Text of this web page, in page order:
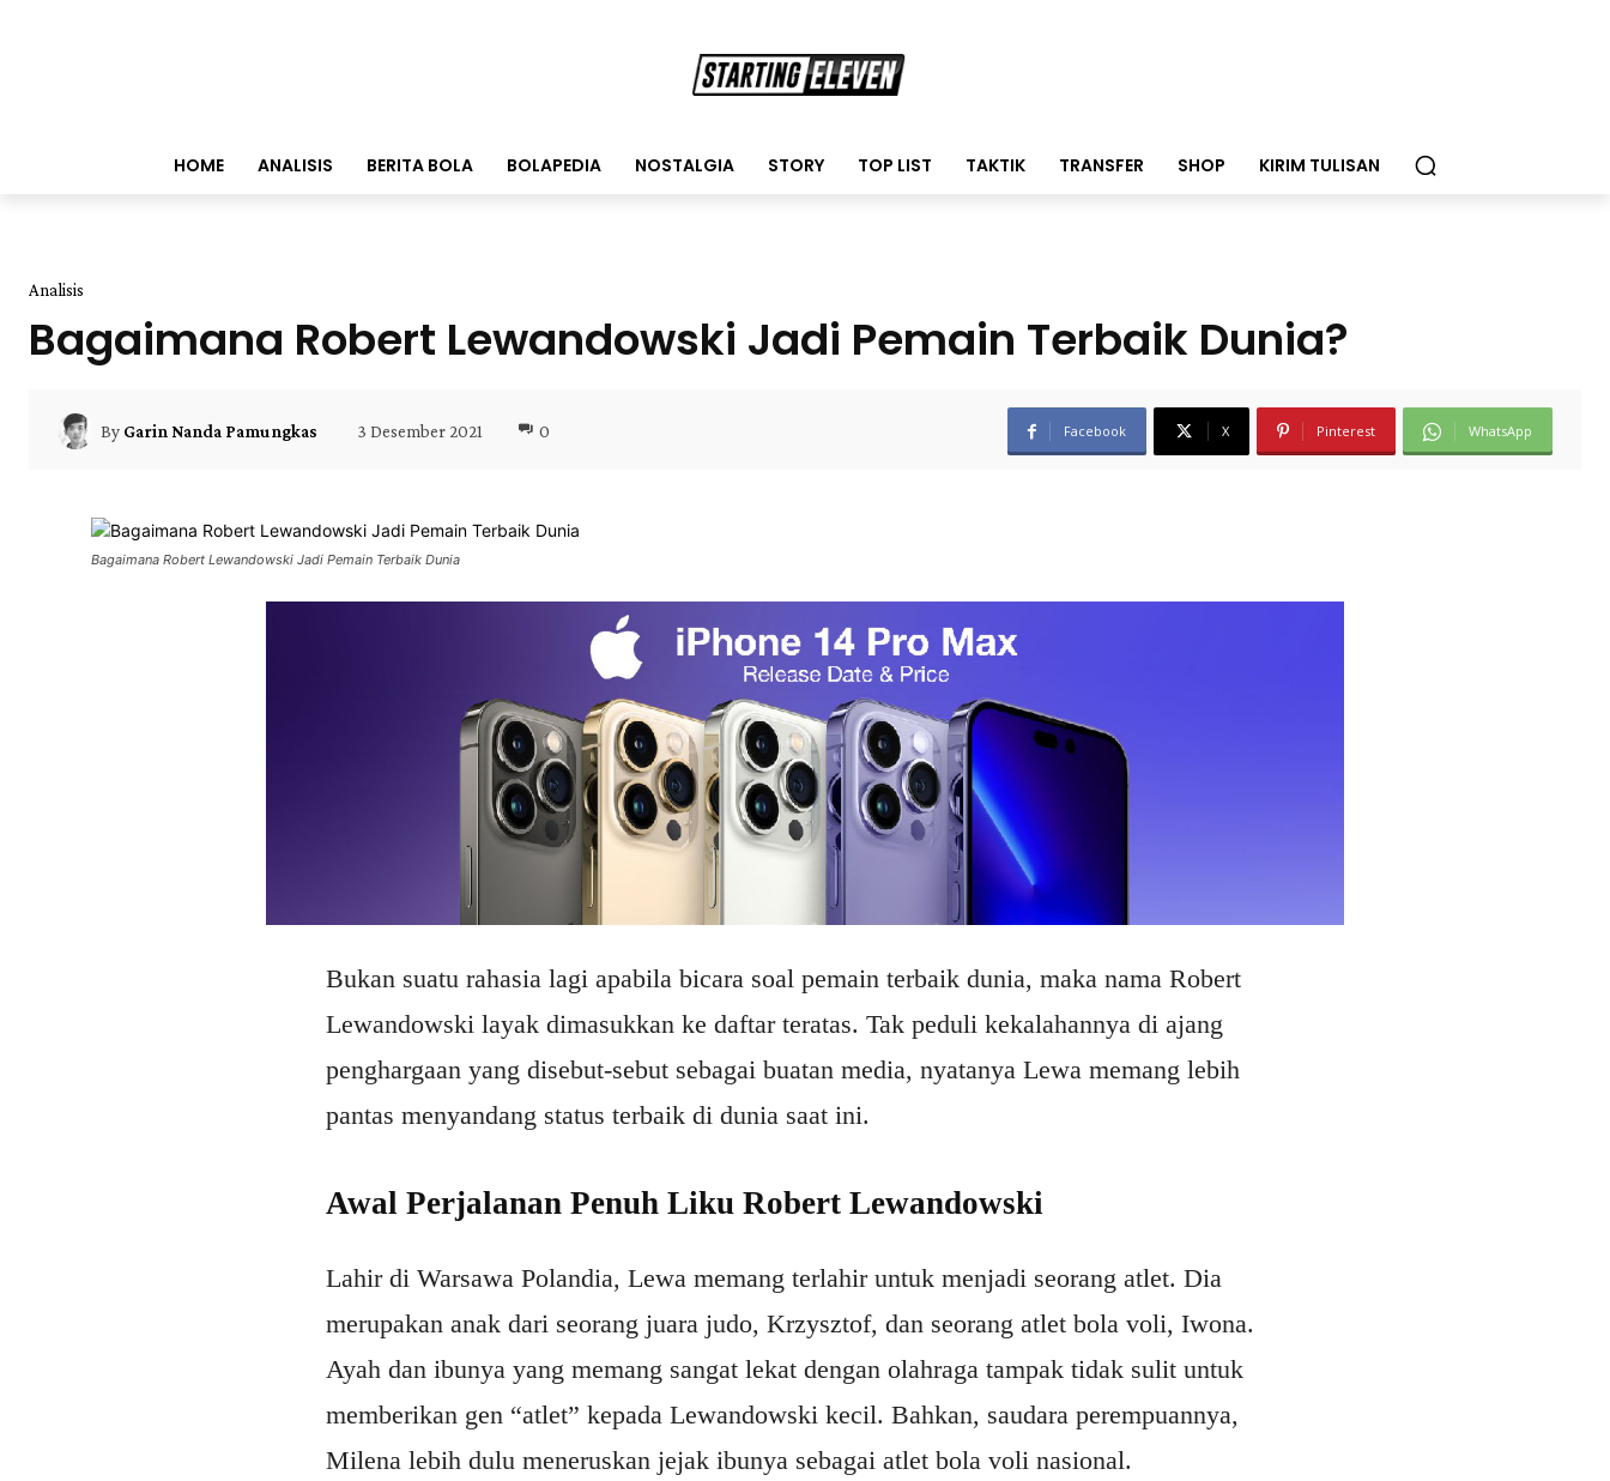
HOME ANALISIS BERITA BOLA BOLAPEDIA NOSTALGIA STORY TOP LIST TAKTIK TRANSFER SHOP KIRIM TULISAN
Analisis
Bagaimana Robert Lewandowski Jadi Pemain Terbaik Dunia?
By Garin Nanda Pamungkas 3 Desember 2021 0 Facebook X Pinterest WhatsApp
Bagaimana Robert Lewandowski Jadi Pemain Terbaik Dunia
Bukan suatu rahasia lagi apabila bicara soal pemain terbaik dunia, maka nama Robert
Lewandowski layak dimasukkan ke daftar teratas. Tak peduli kekalahannya di ajang
penghargaan yang disebut-sebut sebagai buatan media, nyatanya Lewa memang lebih
pantas menyandang status terbaik di dunia saat ini.
Awal Perjalanan Penuh Liku Robert Lewandowski
Lahir di Warsawa Polandia, Lewa memang terlahir untuk menjadi seorang atlet. Dia
merupakan anak dari seorang juara judo, Krzysztof, dan seorang atlet bola voli, Iwona.
Ayah dan ibunya yang memang sangat lekat dengan olahraga tampak tidak sulit untuk
memberikan gen “atlet” kepada Lewandowski kecil. Bahkan, saudara perempuannya,
Milena lebih dulu meneruskan jejak ibunya sebagai atlet bola voli nasional.